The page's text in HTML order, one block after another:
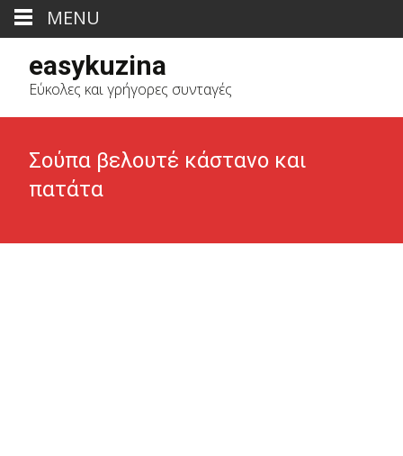
easykuzina
Εύκολες και γρήγορες συνταγές
Σούπα βελουτέ κάστανο και
πατάτα
MENU